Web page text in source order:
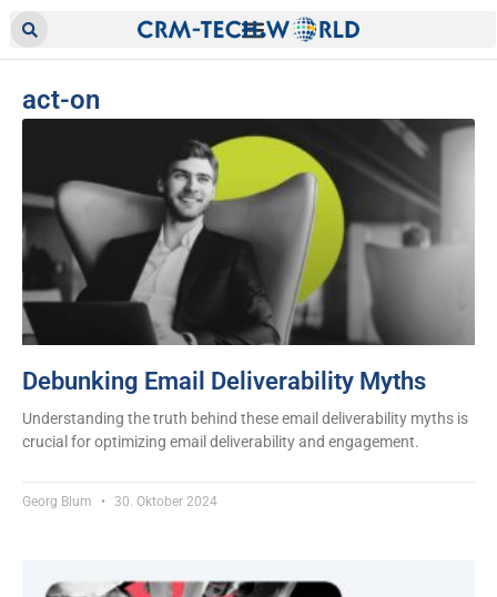
act-on
Debunking Email Deliverability Myths
Understanding the truth behind these email deliverability myths is
crucial for optimizing email deliverability and engagement.
Georg Blum 30. Oktober 2024